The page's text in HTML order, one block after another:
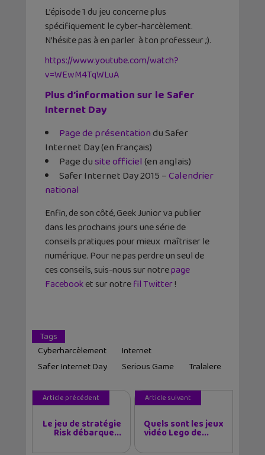
L’épisode 1 du jeu concerne plus
spécifiquement le cyber-harcèlement.
N’hésite pas à en parler à ton professeur ;).
https://www.youtube.com/watch?
v=WEwM4TqWLuA
Plus d’information sur le Safer
Internet Day
Page de présentationdu Safer
Internet Day (en français)
Page dusite officiel(en anglais)
Safer Internet Day 2015 –Calendrier
national
Enfin, de son côté, Geek Junior va publier
dans les prochains jours une série de
conseils pratiques pour mieux maîtriser le
numérique. Pour ne pas perdre un seul de
ces conseils, suis-nous sur notrepage
Facebooket sur notrefil Twitter!
Tags
Cyberharcèlement
Internet
Safer Internet Day
Serious Game Tralalere
Article précédent
Le jeu de stratégie
Risk débarque...
Article suivant
Quels sont les jeux
vidéo Lego de...